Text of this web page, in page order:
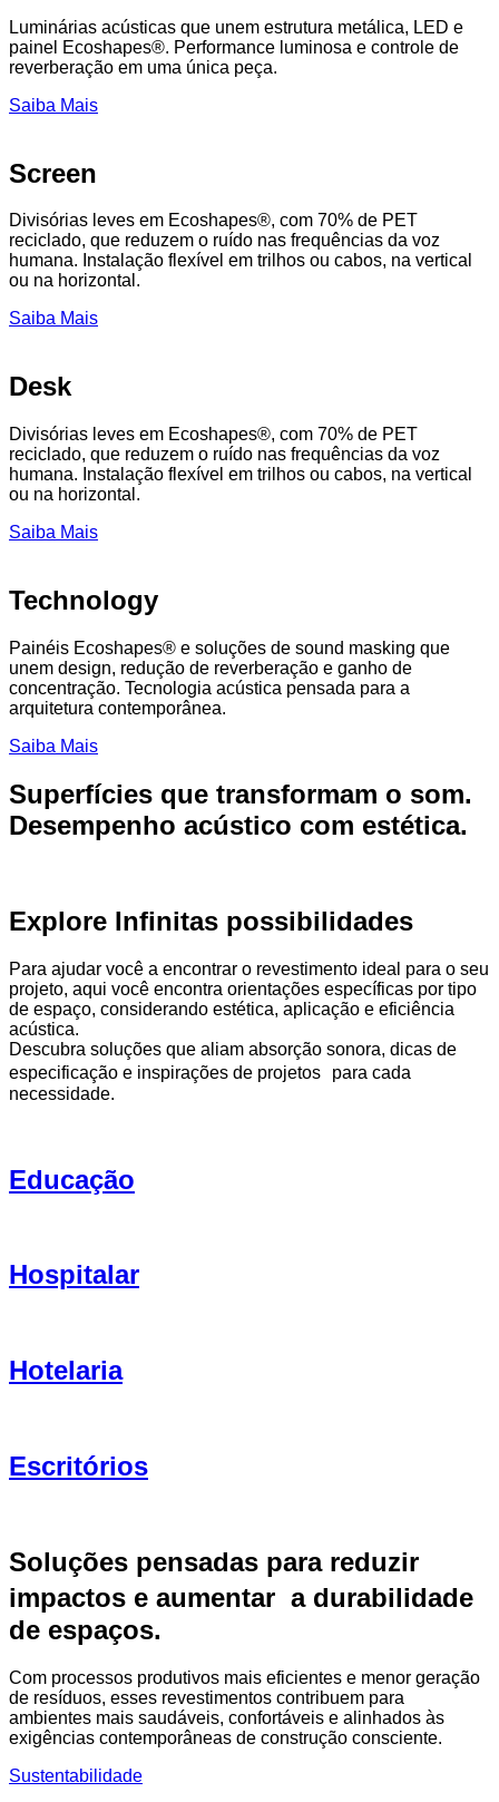
Luminárias acústicas que unem estrutura metálica, LED e
painel Ecoshapes®. Performance luminosa e controle de
reverberação em uma única peça.
Saiba Mais
Screen
Divisórias leves em Ecoshapes®, com 70% de PET
reciclado, que reduzem o ruído nas frequências da voz
humana. Instalação flexível em trilhos ou cabos, na vertical
ou na horizontal.
Saiba Mais
Desk
Divisórias leves em Ecoshapes®, com 70% de PET
reciclado, que reduzem o ruído nas frequências da voz
humana. Instalação flexível em trilhos ou cabos, na vertical
ou na horizontal.
Saiba Mais
Technology
Painéis Ecoshapes® e soluções de sound masking que
unem design, redução de reverberação e ganho de
concentração. Tecnologia acústica pensada para a
arquitetura contemporânea.
Saiba Mais
Superfícies que transformam o som.
Desempenho acústico com estética.
Explore Infinitas possibilidades
Para ajudar você a encontrar o revestimento ideal para o seu
projeto, aqui você encontra orientações específicas por tipo
de espaço, considerando estética, aplicação e eficiência
acústica.
Descubra soluções que aliam absorção sonora, dicas de
especificação e inspirações de projetos para cada
necessidade.
Educação
Hospitalar
Hotelaria
Escritórios
Soluções pensadas para reduzir
impactos e aumentar a durabilidade
de espaços.
Com processos produtivos mais eficientes e menor geração
de resíduos, esses revestimentos contribuem para
ambientes mais saudáveis, confortáveis e alinhados às
exigências contemporâneas de construção consciente.
Sustentabilidade